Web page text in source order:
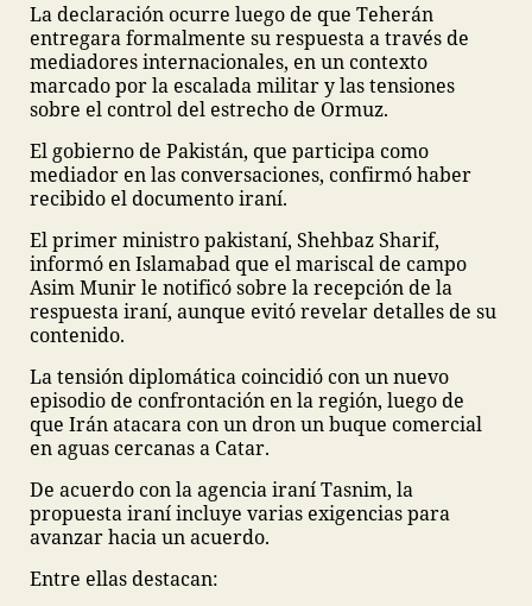
La declaración ocurre luego de que Teherán
entregara formalmente su respuesta a través de
mediadores internacionales, en un contexto
marcado por la escalada militar y las tensiones
sobre el control del estrecho de Ormuz.
El gobierno de Pakistán, que participa como
mediador en las conversaciones, confirmó haber
recibido el documento iraní.
El primer ministro pakistaní, Shehbaz Sharif,
informó en Islamabad que el mariscal de campo
Asim Munir le notificó sobre la recepción de la
respuesta iraní, aunque evitó revelar detalles de su
contenido.
La tensión diplomática coincidió con un nuevo
episodio de confrontación en la región, luego de
que Irán atacara con un dron un buque comercial
en aguas cercanas a Catar.
De acuerdo con la agencia iraní Tasnim, la
propuesta iraní incluye varias exigencias para
avanzar hacia un acuerdo.
Entre ellas destacan: